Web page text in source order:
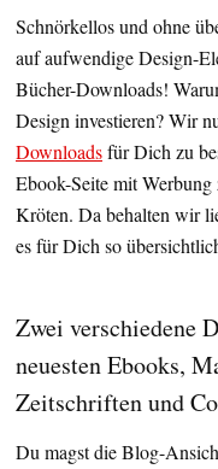
Schnörkellos und ohne
auf aufwendige Design-
Bücher-Downloads!
Design investieren? Wir
Downloadsfür Dich zu
Ebook-Seite mit
Kröten. Da behalten wir
es für Dich so
Zwei verschiedene
neuesten Ebooks,
Zeitschriften und
Du magst die Blog-